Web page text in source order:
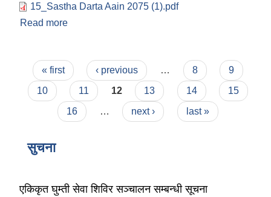
15_Sastha Darta Aain 2075 (1).pdf
Read more
Pages
« first ‹ previous … 8
9
10
11 12 13 14
15
16
… next › last »
सुचना
एकिकृत घुम्ती सेवा शिविर सञ्‍चालन सम्बन्धी सूचना